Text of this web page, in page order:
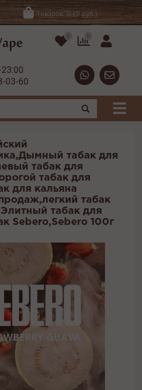
Товаров: 0 (0 руб.)
0 0
03-60
табак для
табак для
табак для
для кальяна
табак
табак для
Sebero,Sebero 100г